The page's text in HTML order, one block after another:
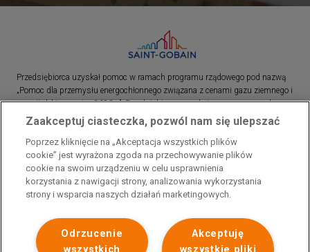
Przedsiębiorca uzyskał pomoc w ramach programu rządowego pod nazwą
„Pomoc dla przemysłu energochłonnego związana z cenami gazu ziemnego i
energii elektrycznej w 2023 r.”. Przedsiębiorca uzyskał pomoc w ramach
programu rządowego pod nazwą: „Pomoc dla sektorów energochłonnych
związana z nagłymi wzrostami cen gazu ziemnego i energii elektrycznej w
2022 r.”
Zaakceptuj ciasteczka, pozwól nam się ulepszać
Poprzez kliknięcie na „Akceptacja wszystkich plików
cookie” jest wyrażona zgoda na przechowywanie plików
cookie na swoim urządzeniu w celu usprawnienia
korzystania z nawigacji strony, analizowania wykorzystania
strony i wsparcia naszych działań marketingowych.
Akceptuję
wszystkie pliki
Odrzucenie
wszystkich